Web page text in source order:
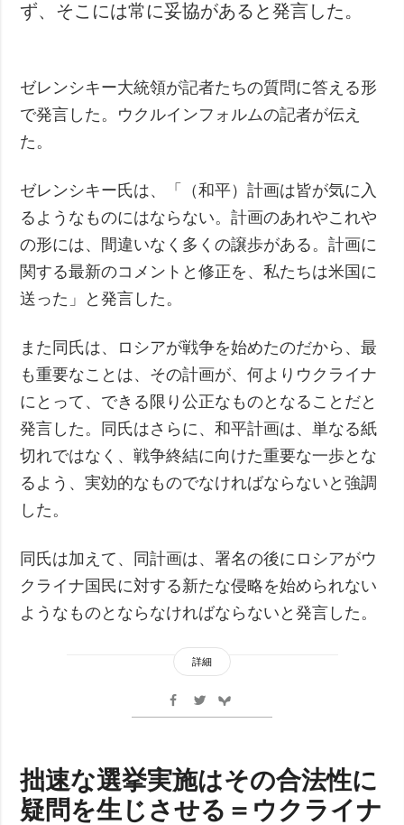
ず、そこには常に妥協があると発言した。
ゼレンシキー大統領が記者たちの質問に答える形
で発言した。ウクルインフォルムの記者が伝え
た。
ゼレンシキー氏は、「（和平）計画は皆が気に入
るようなものにはならない。計画のあれやこれや
の形には、間違いなく多くの譲歩がある。計画に
関する最新のコメントと修正を、私たちは米国に
送った」と発言した。
また同氏は、ロシアが戦争を始めたのだから、最
も重要なことは、その計画が、何よりウクライナ
にとって、できる限り公正なものとなることだと
発言した。同氏はさらに、和平計画は、単なる紙
切れではなく、戦争終結に向けた重要な一歩とな
るよう、実効的なものでなければならないと強調
した。
同氏は加えて、同計画は、署名の後にロシアがウ
クライナ国民に対する新たな侵略を始められない
ようなものとならなければならないと発言した。
詳細
拙速な選挙実施はその合法性に
疑問を生じさせる＝ウクライナ